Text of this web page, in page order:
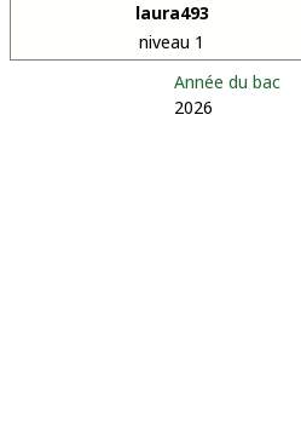
laura493
niveau 1
Année du bac
2026